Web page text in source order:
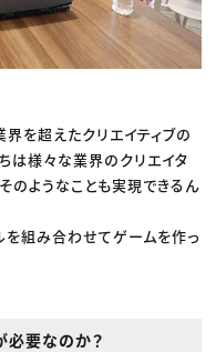
界を超えたクリエイティブの
は様々な業界のクリエイタ
のようなことも実現できるん
を組み合わせてゲームを作っ
必要なのか？